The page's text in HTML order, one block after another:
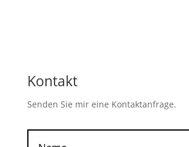
Kontakt
Senden Sie mir eine Kontaktanfrage.